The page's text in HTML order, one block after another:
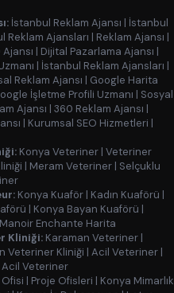
İstanbul Reklam Ajansı | İstanbul
Reklam Ajansları | Reklam Ajansı |
Ajansı | Dijital Pazarlama Ajansı |
| İstanbul Reklam Ajansları |
Reklam Ajansı | Google Harita
İşletme Profili Uzmanı | Sosyal
Ajansı | 360 Reklam Ajansı |
| Kurumsal SEO Hizmetleri |
Konya Veteriner | Veteriner
| Meram Veteriner | Selçuklu
Konya Kuaför | Kadın Kuaförü |
| Konya Bayan Kuaförü |
Manoir Enchante Harita
Kliniği: Karaman Veteriner |
Veteriner Kliniği | Acil Veteriner |
Veteriner
| Proje Ofisleri | Konya Mimarlık